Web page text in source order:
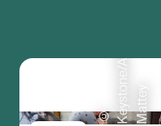
©
K
e
y
s
t o
n
e
/
A
P
/
P
e
d
ro
M
a
t
t
e y